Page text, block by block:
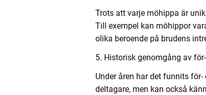
Trots att varje möhippa är
Till exempel kan möhippor
olika beroende på brudens
5. Historisk genomgång av
Under åren har det funnits
deltagare, men kan också